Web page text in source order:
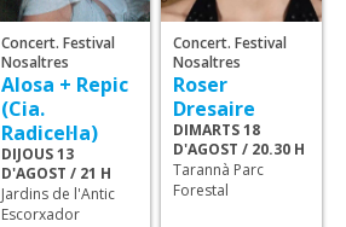
Concert. Festival
Nosaltres
Alosa + Repic
(Cia.
Radicel·la)
DIJOUS 13
D'AGOST / 21 H
Jardins de l'Antic
Escorxador
Concert. Festival
Nosaltres
Roser
Dresaire
DIMARTS 18
D'AGOST / 20.30 H
Tarannà Parc
Forestal